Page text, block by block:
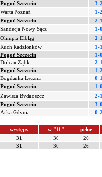
Pogoń Szczecin
3-2
Warta Poznań
1-2
Pogoń Szczecin
2-1
Sandecja Nowy Sącz
1-0
Olimpia Elbląg
2-1
Ruch Radzionków
1-1
Pogoń Szczecin
1-0
Dolcan Ząbki
2-1
Pogoń Szczecin
1-2
Bogdanka Łęczna
0-1
Pogoń Szczecin
1-0
Zawisza Bydgoszcz
2-1
Pogoń Szczecin
3-0
Arka Gdynia 0-2
występy w "11"
pełne
31 30
26
31 30 26